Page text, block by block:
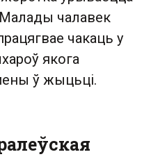
чалавек
чакаць у
якога
ў жыцьці.